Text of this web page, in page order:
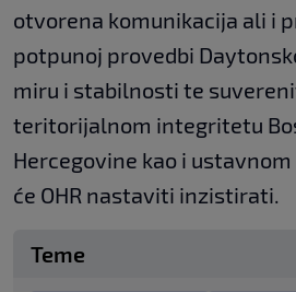
otvorena komunikacija ali i
potpunoj provedbi
miru i stabilnosti te
teritorijalnom integritetu
Hercegovine kao i
će OHR nastaviti inzistirati.
Teme